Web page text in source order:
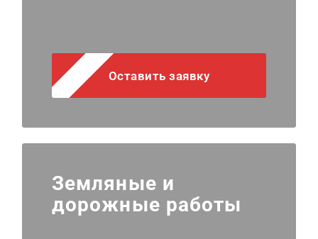
Оставить заявку
Земляные и
дорожные работы